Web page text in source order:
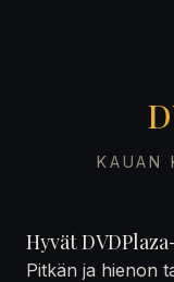
KAUAN
Hyvät
Pitkän ja hienon